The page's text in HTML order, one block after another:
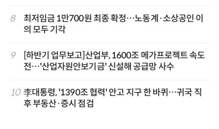
8
최저임금 1만700원 최종 확정…노동계·소상공인 이
의 모두 기각
9
[하반기 업무보고]산업부, 1600조 메가프로젝트 속도
전…'산업자원안보기금' 신설해 공급망 사수
10 李대통령, '1390조 협력' 안고 지구 한 바퀴…귀국 직
후 부동산·증시 점검